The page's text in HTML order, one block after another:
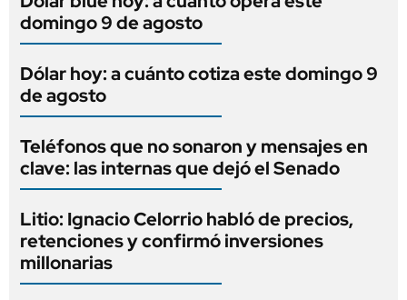
domingo 9 de agosto
Dólar hoy: a cuánto cotiza este domingo 9
de agosto
Teléfonos que no sonaron y mensajes en
clave: las internas que dejó el Senado
Litio: Ignacio Celorrio habló de precios,
retenciones y confirmó inversiones
millonarias